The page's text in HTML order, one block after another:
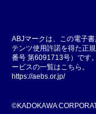
ABJマークは、この電子
テンツ使用許諾を得た正
番号 第6091713号）です
ービスの一覧はこちら。
https://aebs.or.jp/
©KADOKAWA